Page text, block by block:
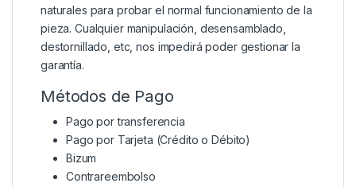
naturales para probar el normal funcionamiento de la
pieza. Cualquier manipulación, desensamblado,
destornillado, etc, nos impedirá poder gestionar la
garantía.
Métodos de Pago
Pago por transferencia
Pago por Tarjeta (Crédito o Débito)
Bizum
Contrareembolso